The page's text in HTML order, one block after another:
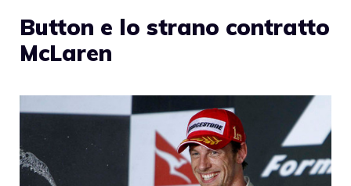
Button e lo strano contratto
McLaren